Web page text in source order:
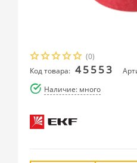
(0)
Код товара: 45553
Наличие: много